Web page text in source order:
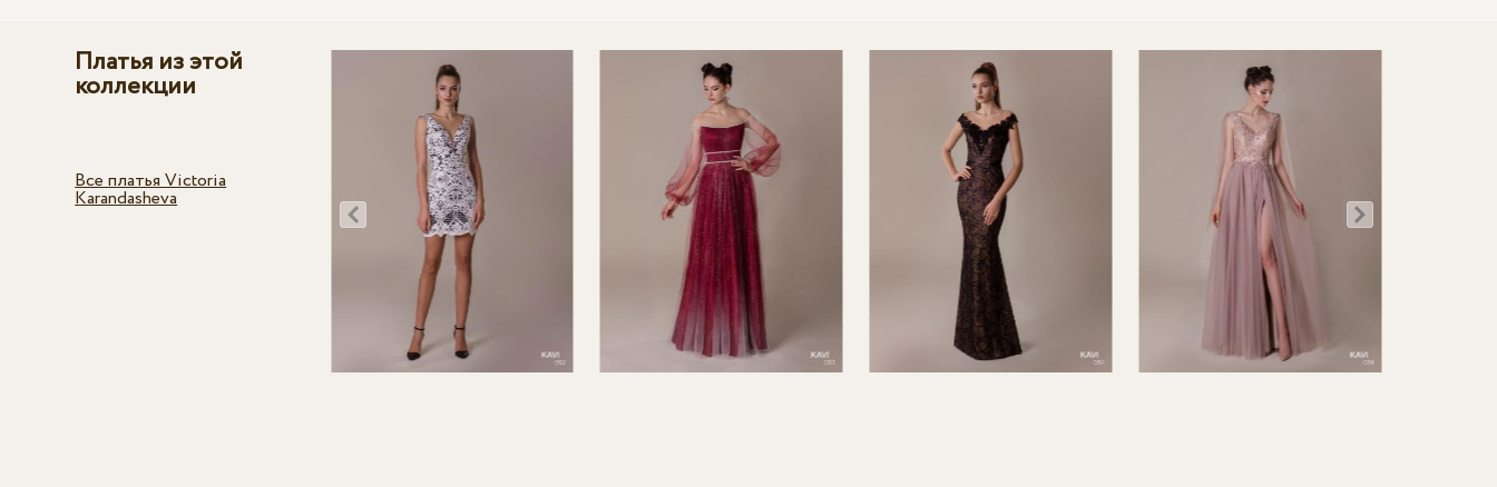
Платья из этой
коллекции
Все платья Victoria
Karandasheva